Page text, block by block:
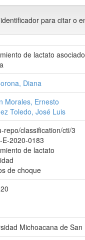
para citar o
de lactato
Diana
Morales, Ernesto
Toledo, José Luis
repo/classification/cti/3
E-2020-0183
de lactato
de choque
Michoacana de